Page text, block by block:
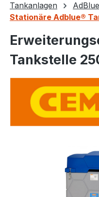
Tankanlagen
Stationäre Adblue®
Tankstelle
Bildergalerie